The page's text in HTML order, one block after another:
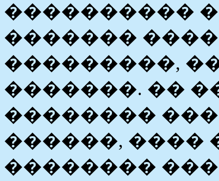
����������
�������
���������,
�������. ��
��������
������, ����
��������